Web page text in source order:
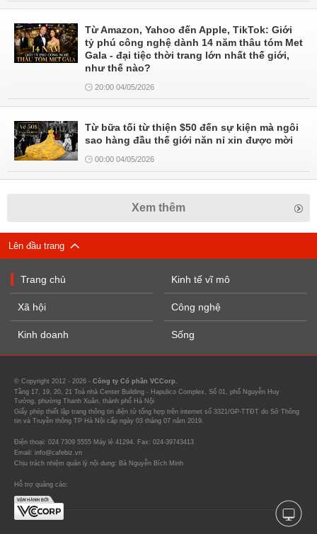
Từ Amazon, Yahoo đến Apple, TikTok: Giới
tỷ phú công nghệ dành 14 năm thâu tóm Met
Gala - đại tiệc thời trang lớn nhất thế giới,
như thế nào?
20:00 04/05/2026
Từ bữa tối từ thiện $50 đến sự kiện mà ngôi
sao hàng đầu thế giới năn nỉ xin được mời
00:00 04/05/2026
Xem thêm
Lên đầu trang
Trang chủ
Xã hội
Kinh doanh
Kinh tế vĩ mô
Công nghệ
Sống
© Copyright 2012 - 2026 - Công ty Cổ phần VCCorp.
Tầng 17, 19, 20, 21 Toà nhà Center Building - Hapulico Complex, Số 01, phố Nguyễn Huy
Tưởng, phường Thanh Xuân, thành phố Hà Nội
Giấy phép thiết lập trang thông tin điện tử tổng hợp trên internet số 3321/GP-TTĐT do Sở Thông
tin và Truyền thông TP Hà Nội cấp ngày 03 tháng 07 năm 2019.
Điện thoại: 024 7309 5555 Máy lẻ 41294. Fax: 024-39743413
Email: info@cafebiz.vn
Chịu trách nhiệm quản lý nội dung: Bà Nguyễn Bích Minh
Hỗ trợ quảng cáo: